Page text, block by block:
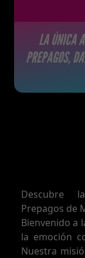
LA ÚNICA
PREPAGOS,
Descubre
Prepagos de
Bienvenido a
la emoción
Nuestra